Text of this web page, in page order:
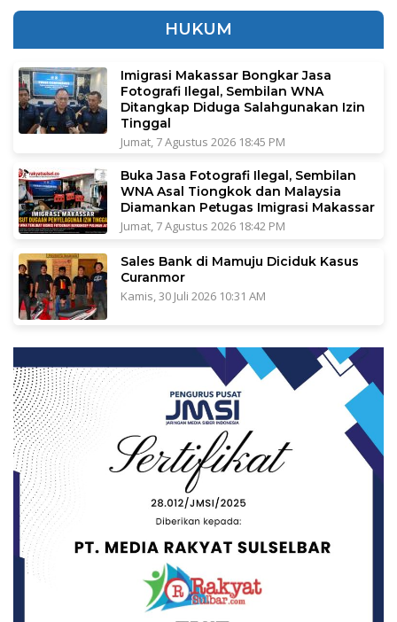
HUKUM
Imigrasi Makassar Bongkar Jasa
Fotografi Ilegal, Sembilan WNA
Ditangkap Diduga Salahgunakan Izin
Tinggal
Jumat, 7 Agustus 2026 18:45 PM
Buka Jasa Fotografi Ilegal, Sembilan
WNA Asal Tiongkok dan Malaysia
Diamankan Petugas Imigrasi Makassar
Jumat, 7 Agustus 2026 18:42 PM
Sales Bank di Mamuju Diciduk Kasus
Curanmor
Kamis, 30 Juli 2026 10:31 AM